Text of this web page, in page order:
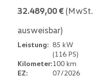
32.489,00 € (MwSt.
ausweisbar)
Leistung: 85 kW
(116 PS)
Kilometer:100 km
EZ:
07/2026